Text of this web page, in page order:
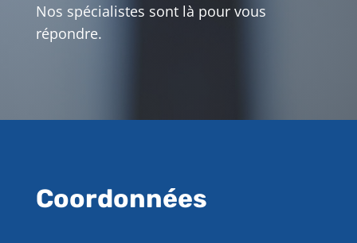
Nos spécialistes sont là pour vous
répondre.
Coordonnées